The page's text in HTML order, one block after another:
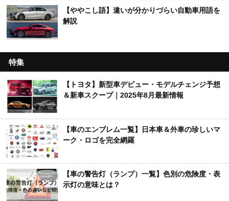
【ややこし語】違いが分かりづらい自動車用語を
解説
特集
【トヨタ】新型車デビュー・モデルチェンジ予想
＆新車スクープ｜2025年8月最新情報
【車のエンブレム一覧】日本車＆外車の珍しいマ
ーク・ロゴを完全網羅
【車の警告灯（ランプ）一覧】色別の危険度・表
示灯の意味とは？